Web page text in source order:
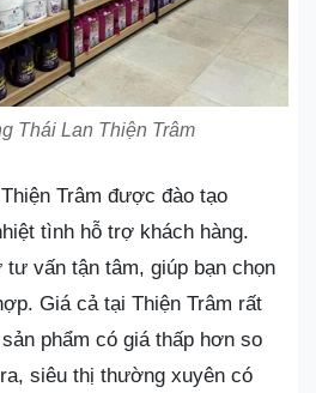
Thái Lan Thiện Trâm
Trâm được đào tạo
tình hỗ trợ khách hàng.
vấn tận tâm, giúp bạn chọn
Giá cả tại Thiện Trâm rất
phẩm có giá thấp hơn so
siêu thị thường xuyên có